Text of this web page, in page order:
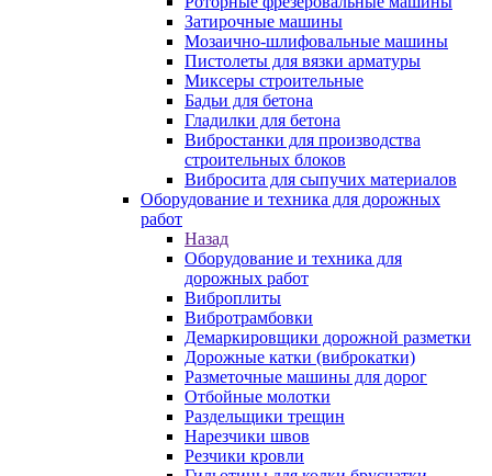
Затирочные машины
Мозаично-шлифовальные машины
Пистолеты для вязки арматуры
Миксеры строительные
Бадьи для бетона
Гладилки для бетона
Вибростанки для производства
строительных блоков
Вибросита для сыпучих материалов
Оборудование и техника для дорожных
работ
Назад
Оборудование и техника для
дорожных работ
Виброплиты
Вибротрамбовки
Демаркировщики дорожной разметки
Дорожные катки (виброкатки)
Разметочные машины для дорог
Отбойные молотки
Раздельщики трещин
Нарезчики швов
Резчики кровли